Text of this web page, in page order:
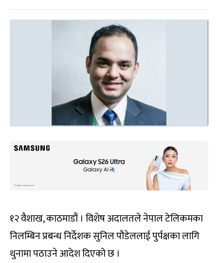
१२ वैशाख, काठमाडौं । विशेष अदालतले नेपाल टेलिकमका
निलम्बिन प्रबन्ध निर्देशक सुनिल पौडेललाई पुर्पक्षका लागि
थुनामा पठाउने आदेश दिएको छ ।